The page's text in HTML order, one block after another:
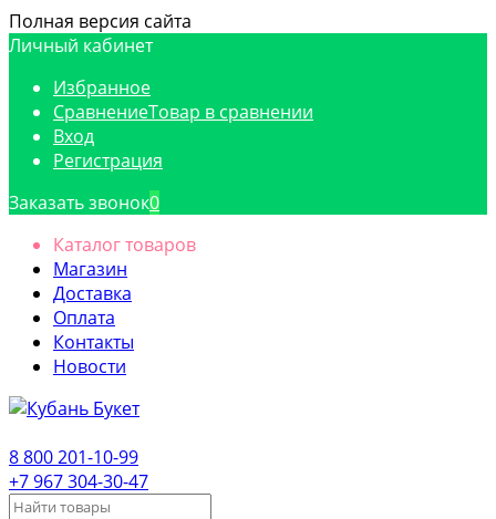
Полная версия сайта
Личный кабинет
Избранное
СравнениеТовар в сравнении
Вход
Регистрация
Заказать звонок0
Каталог товаров
Магазин
Доставка
Оплата
Контакты
Новости
8 800 201-10-99
+7 967 304-30-47